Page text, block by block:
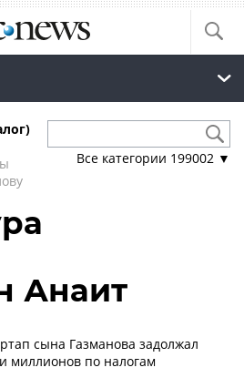
Все категории 199002 ▼
Анаит
сына Газманова задолжал
миллионов по налогам